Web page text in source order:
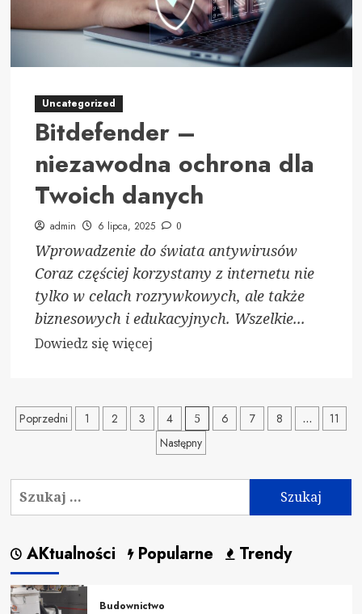
Twojej
firmy
Uncategorized
Bitdefender –
niezawodna ochrona dla
Twoich danych
admin 6 lipca, 2025 0
Wprowadzenie do świata antywirusów
Coraz częściej korzystamy z internetu nie
tylko w celach rozrywkowych, ale także
biznesowych i edukacyjnych. Wszelkie...
Dowiedz się więcejDowiedz
o
Bitdefender
ochrona
danych
Stronicowanie
Poprzedni 1 2 3 4 5 6 7 8 …
11
Następny
Szukaj:
AKtualności Popularne Trendy
Budownictwo